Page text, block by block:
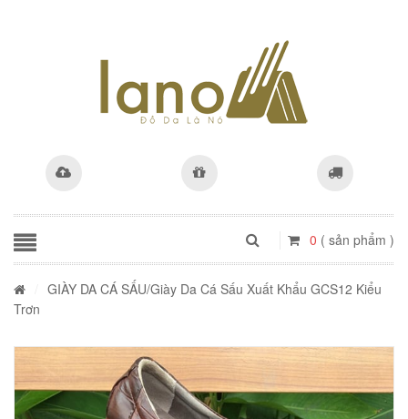
0 ( sản phẩm )
GIÀY DA CÁ SẤU/Giày Da Cá Sấu Xuất Khẩu GCS12 Kiểu
Trơn